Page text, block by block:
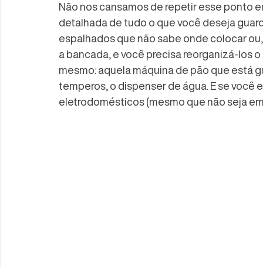
Não nos cansamos de repetir esse ponto
detalhada de tudo o que você deseja
espalhados que não sabe onde colocar
a bancada, e você precisa reorganizá-los
mesmo: aquela máquina de pão que está
temperos, o dispenser de água. E se
eletrodomésticos (mesmo que não seja